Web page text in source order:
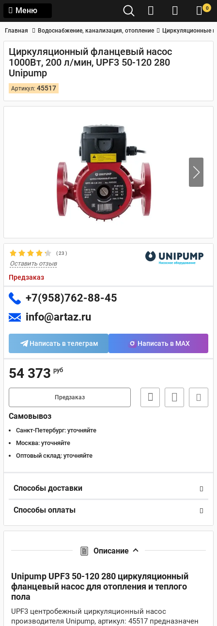
Меню 0
Главная Водоснабжение, канализация, отопление Циркуляционные
Циркуляционный фланцевый насос
1000Вт, 200 л/мин, UPF3 50-120 280
Unipump
Артикул: 45517
(23 )
Оставить отзыв
Предзаказ
+7(958)762-88-45
info@artaz.ru
Написать в телеграм Написать в MAX
54 373 руб
Предзаказ
Самовывоз
Санкт-Петербург: уточняйте
Москва: уточняйте
Оптовый склад: уточняйте
Способы доставки
Способы оплаты
Описание
Unipump UPF3 50-120 280 циркуляционный
фланцевый насос для отопления и теплого
пола
UPF3 центробежный циркуляционный насос
производителя Unipump, артикул: 45517 предназначен